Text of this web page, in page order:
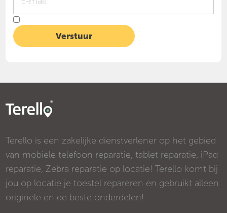
Terello is een zakelijke dienstverlener op het gebied
van mobiele telefoon reparatie, tablet reparatie, iPad
reparatie, Zebra reparatie op locatie! Terello komt bij
jou op locatie je toestel repareren en gebruikt alleen
originele en de beste onderdelen!